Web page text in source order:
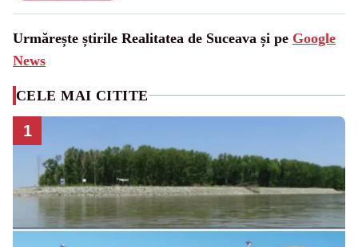
Urmărește știrile Realitatea de Suceava și pe Google
News
CELE MAI CITITE
1